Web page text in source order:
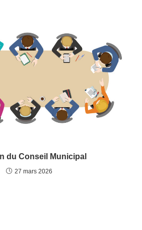
du Conseil Municipal
27 mars 2026